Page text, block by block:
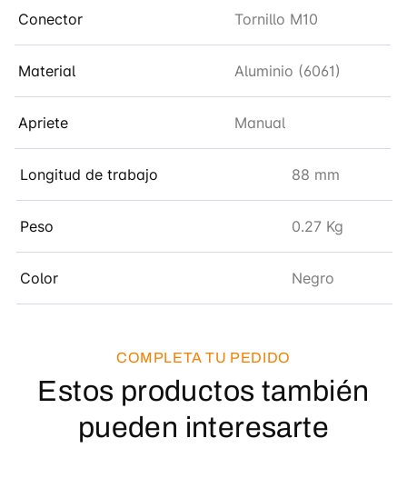
Conector Tornillo M10
Material Aluminio (6061)
Apriete Manual
Longitud de trabajo 88 mm
Peso 0.27 Kg
Color Negro
COMPLETA TU PEDIDO
Estos productos también
pueden interesarte